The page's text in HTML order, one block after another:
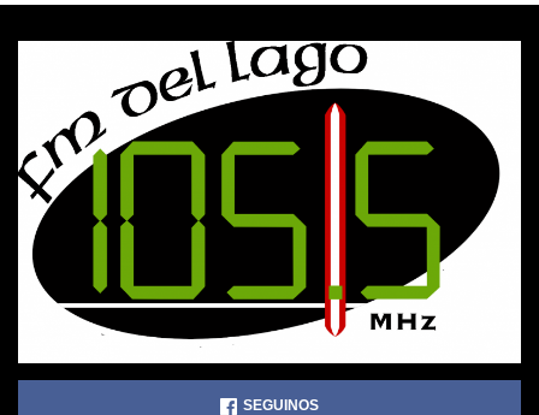
SEGUINOS